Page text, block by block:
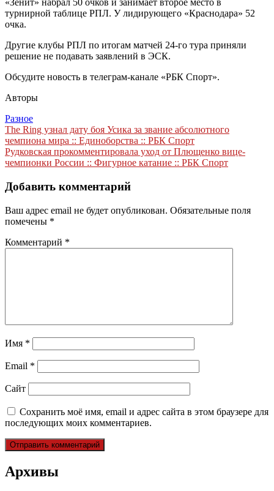
«Зенит» набрал 50 очков и занимает второе место в
турнирной таблице РПЛ. У лидирующего «Краснодара» 52
очка.
Другие клубы РПЛ по итогам матчей 24-го тура приняли
решение не подавать заявлений в ЭСК.
Обсудите новость в телеграм-канале «РБК Спорт».
Авторы
Разное
Навигация
по
записям
The Ring узнал дату боя Усика за звание абсолютного
чемпиона мира :: Единоборства :: РБК Спорт
Рудковская прокомментировала уход от Плющенко вице-
чемпионки России :: Фигурное катание :: РБК Спорт
Добавить комментарий
Ваш адрес email не будет опубликован. Обязательные поля
помечены *
Комментарий *
Имя *
Email *
Сайт
Сохранить моё имя, email и адрес сайта в этом браузере для
последующих моих комментариев.
Архивы